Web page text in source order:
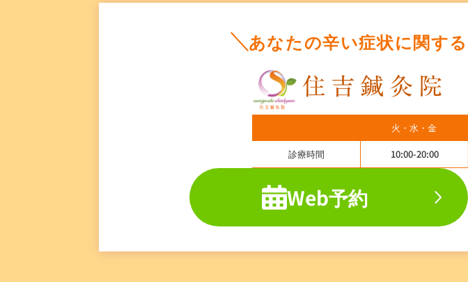
あなたの辛い症状に関する
火・水・金
診療時間
10:00-20:00
Web予約